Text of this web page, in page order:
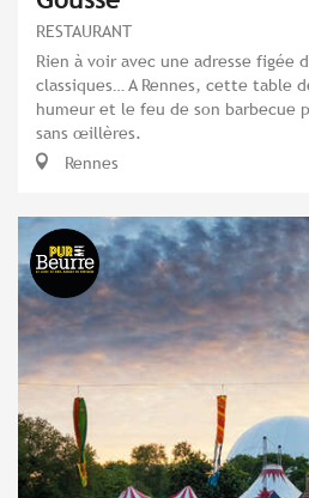
RESTAURANT
Rien à voir avec une adresse figée
classiques… A Rennes, cette table
humeur et le feu de son barbecue
sans œillères.
Rennes